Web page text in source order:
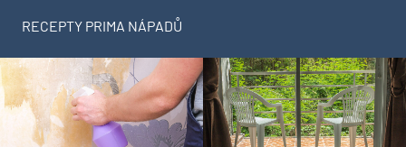
RECEPTY PRIMA NÁPADŮ